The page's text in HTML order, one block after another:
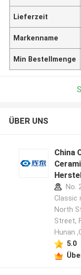
Lieferzeit
Markenname
Min Bestellmenge
ÜBER UNS
China
No.
Classic
North
Street,
Hunan
5.0